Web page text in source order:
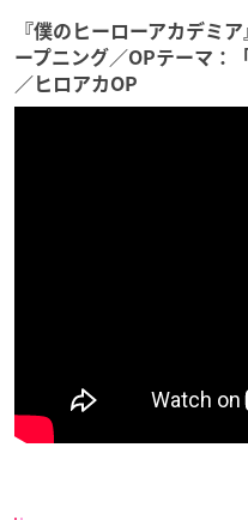
『僕のヒーローアカデミ
ープニング／OPテーマ：
／ヒロアカOP